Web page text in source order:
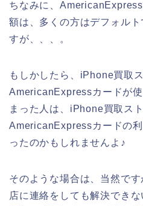
ちなみに、
額は、多くの方はデフォル
すが、、、。
もしかしたら、iPhone買取
AmericanExpressカードが
まった人は、iPhone買取ス
AmericanExpressカードの
ったのかもしれませんよ♪
そのような場合は、当然で
店に連絡をしても解決できな